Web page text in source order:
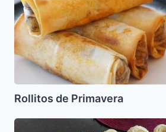
Rollitos de Primavera
Fijuelas